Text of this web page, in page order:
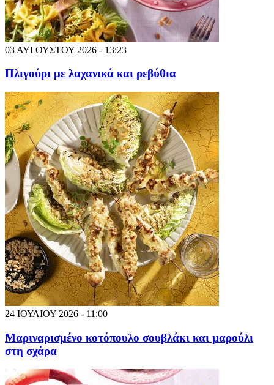
03 ΑΥΓΟΥΣΤΟΥ 2026 - 13:23
Πλιγούρι με λαχανικά και ρεβύθια
24 ΙΟΥΛΙΟΥ 2026 - 11:00
Μαριναρισμένο κοτόπουλο σουβλάκι και μαρούλι
στη σχάρα